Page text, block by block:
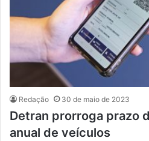
Redação 30 de maio de 2023
Detran prorroga prazo
anual de veículos